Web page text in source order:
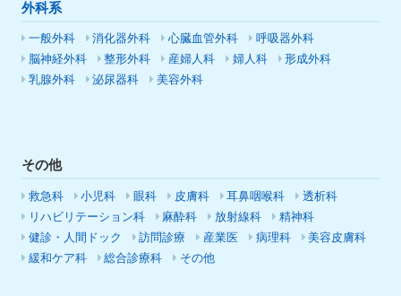
外科系
一般外科 消化器外科 心臓血管外科
呼吸器外科
脳神経外科
整形外科 産婦人科 婦人科
形成外科
乳腺外科
泌尿器科 美容外科
その他
救急科 小児科 眼科 皮膚科 耳鼻咽喉科
透析科
リハビリテーション科
麻酔科 放射線科
精神科
健診・人間ドック
訪問診療 産業医 病理科
美容皮膚科
緩和ケア科
総合診療科 その他